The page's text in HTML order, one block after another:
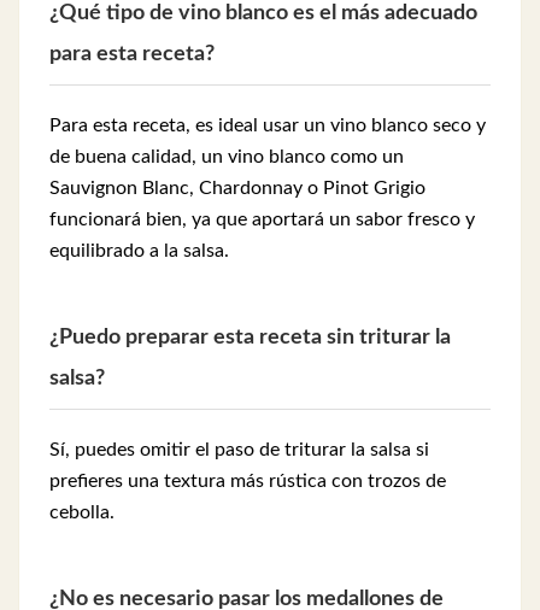
¿Qué tipo de vino blanco es el más adecuado
para esta receta?
Para esta receta, es ideal usar un vino blanco seco y
de buena calidad, un vino blanco como un
Sauvignon Blanc, Chardonnay o Pinot Grigio
funcionará bien, ya que aportará un sabor fresco y
equilibrado a la salsa.
¿Puedo preparar esta receta sin triturar la
salsa?
Sí, puedes omitir el paso de triturar la salsa si
prefieres una textura más rústica con trozos de
cebolla.
¿No es necesario pasar los medallones de